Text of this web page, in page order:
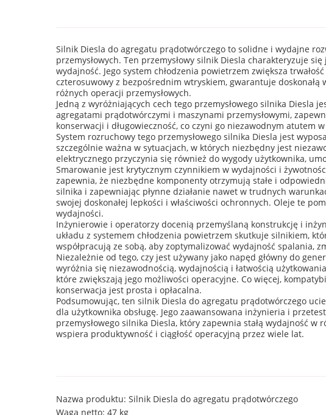
Silnik Diesla do agregatu prądotwórczego to solidne i wydajne
przemysłowych. Ten przemysłowy silnik Diesla charakteryzuje
wydajność. Jego system chłodzenia powietrzem zwiększa
czterosuwowy z bezpośrednim wtryskiem, gwarantuje
różnych operacji przemysłowych.
Jedną z wyróżniających cech tego przemysłowego silnika
agregatami prądotwórczymi i maszynami przemysłowymi,
konserwacji i długowieczność, co czyni go niezawodnym atutem
System rozruchowy tego przemysłowego silnika Diesla jest
szczególnie ważna w sytuacjach, w których niezbędny jest
elektrycznego przyczynia się również do wygody użytkownika,
Smarowanie jest krytycznym czynnikiem w wydajności i
zapewnia, że niezbędne komponenty otrzymują stałe i
silnika i zapewniając płynne działanie nawet w trudnych
swojej doskonałej lepkości i właściwości ochronnych. Oleje te
wydajności.
Inżynierowie i operatorzy docenią przemyślaną konstrukcję i
układu z systemem chłodzenia powietrzem skutkuje silnikiem,
współpracują ze sobą, aby zoptymalizować wydajność spalania,
Niezależnie od tego, czy jest używany jako napęd główny do
wyróżnia się niezawodnością, wydajnością i łatwością
które zwiększają jego możliwości operacyjne. Co więcej,
konserwacja jest prosta i opłacalna.
Podsumowując, ten silnik Diesla do agregatu prądotwórczego
dla użytkownika obsługę. Jego zaawansowana inżynieria i
przemysłowego silnika Diesla, który zapewnia stałą wydajność
wspiera produktywność i ciągłość operacyjną przez wiele lat.
Nazwa produktu: Silnik Diesla do agregatu prądotwórczego
Waga netto: 47 kg